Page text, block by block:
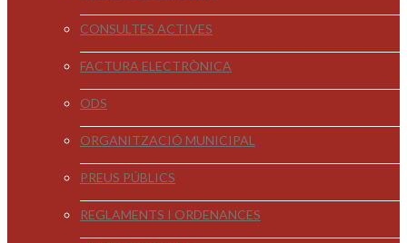
CONSULTES ACTIVES
FACTURA ELECTRÒNICA
ODS
ORGANITZACIÓ MUNICIPAL
PREUS PÚBLICS
REGLAMENTS I ORDENANCES